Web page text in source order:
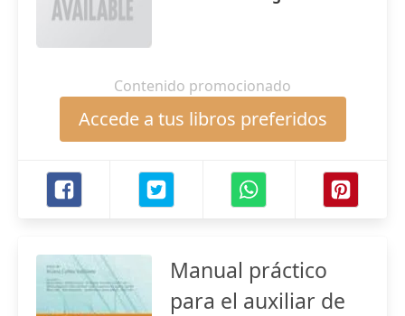
Contenido promocionado
Accede a tus libros preferidos
Manual práctico
para el auxiliar de